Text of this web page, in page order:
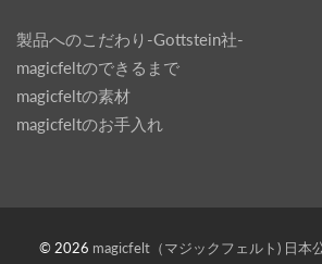
製品へのこだわり-Gottstein社-
magicfeltのできるまで
magicfeltの素材
magicfeltのお手入れ
© 2026 magicfelt（マジックフェルト) 日本